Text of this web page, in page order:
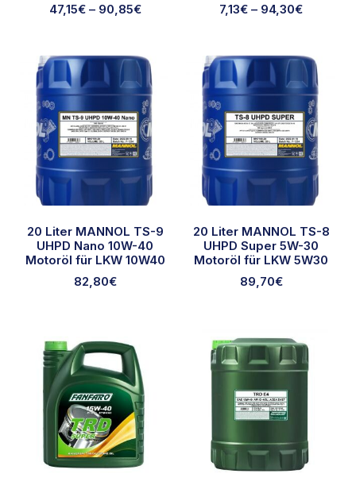
47,15€– 90,85€
7,13€ – 94,30€
20 Liter MANNOL TS-9
UHPD Nano 10W-40
Motoröl für LKW 10W40
82,80€
20 Liter MANNOL TS-8
UHPD Super 5W-30
Motoröl für LKW 5W30
89,70€